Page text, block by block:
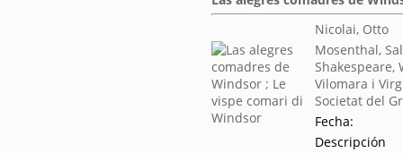
Nicolai, Otto
Mosenthal,
Shakespeare,
Vilomara i
Societat del
Fecha:
Descripción